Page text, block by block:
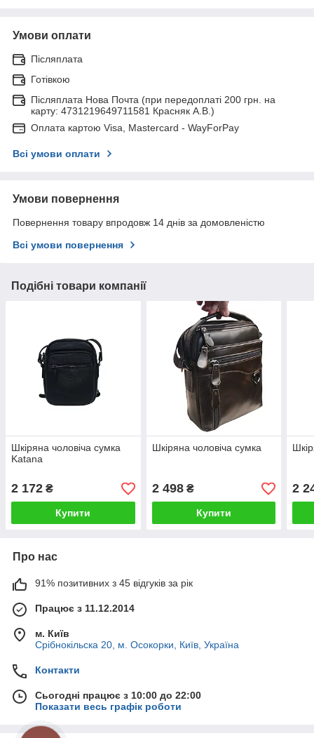
Умови оплати
Післяплата
Готівкою
Післяплата Нова Почта (при передоплаті 200 грн. на
карту: 4731219649711581 Красняк А.В.)
Оплата картою Visa, Mastercard - WayForPay
Всі умови оплати
Умови повернення
Повернення товару впродовж 14 днів за домовленістю
Всі умови повернення
Подібні товари компанії
Шкіряна чоловіча сумка
Katana
2 172 ₴
Купити
Шкіряна чоловіча сумка
2 498₴
Купити
2
Про нас
91% позитивних з 45 відгуків за рік
Працює з 11.12.2014
м. Київ
Срібнокільска 20, м. Осокорки, Київ, Україна
Контакти
Сьогодні працює з 10:00 до 22:00
Показати весь графік роботи